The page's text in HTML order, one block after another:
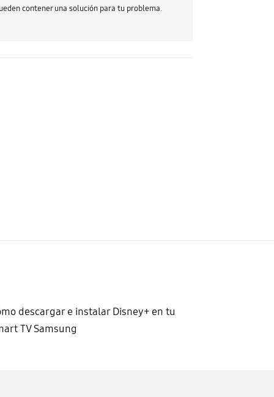
contener una solución para tu problema.
descargar e instalar Disney+ en tu
TV Samsung